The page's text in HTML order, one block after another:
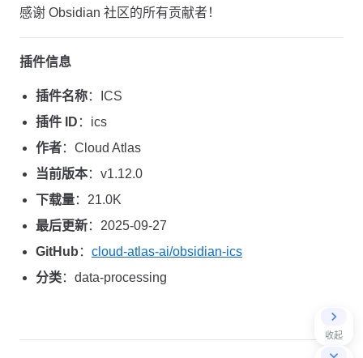
收起
感谢 Obsidian 社区的所有贡献者！
插件信息
插件名称：ICS
插件 ID ：ics
作者：Cloud Atlas
当前版本：v1.12.0
下载量：21.0K
最后更新：2025-09-27
GitHub ： cloud-atlas-ai/obsidian-ics
分类：data-processing